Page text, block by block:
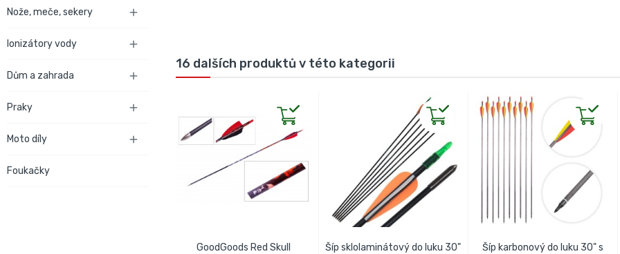
Nože, meče, sekery 
Ionizátory vody 
Dům a zahrada 
Praky 
Moto díly 
Foukačky
16 dalších produktů v této kategorii
GoodGoods Red Skull
Šíp sklolaminátový do luku 30"
Šíp karbonový do luku 30" s